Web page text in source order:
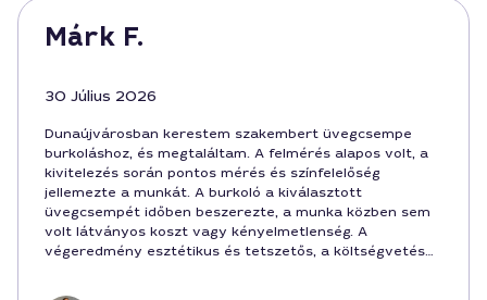
Márk F.
30 Július 2026
Dunaújvárosban kerestem szakembert üvegcsempe
burkoláshoz, és megtaláltam. A felmérés alapos volt, a
kivitelezés során pontos mérés és színfelelőség
jellemezte a munkát. A burkoló a kiválasztott
üvegcsempét időben beszerezte, a munka közben sem
volt látványos koszt vagy kényelmetlenség. A
végeredmény esztétikus és tetszetős, a költségvetés